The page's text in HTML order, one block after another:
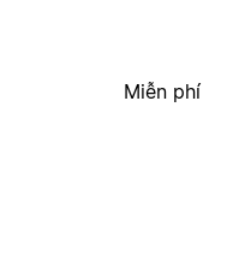
Miễn phí